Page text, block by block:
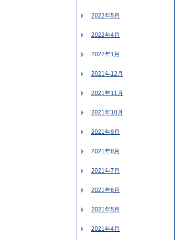
2022年5月
2022年4月
2022年1月
2021年12月
2021年11月
2021年10月
2021年9月
2021年8月
2021年7月
2021年6月
2021年5月
2021年4月